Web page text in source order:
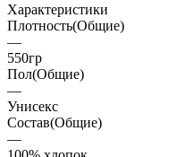
Характеристики
Плотность(Общие)
—
550гр
Пол(Общие)
—
Унисекс
Состав(Общие)
—